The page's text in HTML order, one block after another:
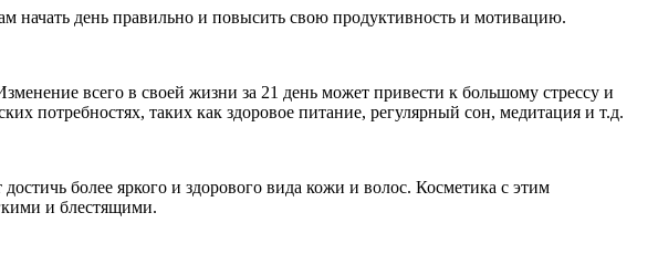
начать день правильно и повысить свою продуктивность и мотивацию.
всего в своей жизни за 21 день может привести к большому стрессу и
потребностях, таких как здоровое питание, регулярный сон, медитация и т.д.
более яркого и здорового вида кожи и волос. Косметика с этим
и блестящими.